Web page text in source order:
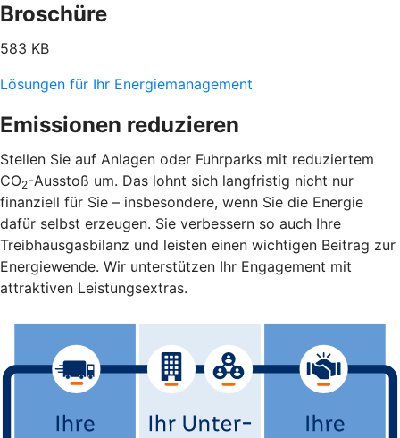
Broschüre
583 KB
Lösungen für Ihr Energiemanagement
Emissionen reduzieren
Stellen Sie auf Anlagen oder Fuhrparks mit reduziertem
CO2-Ausstoß um. Das lohnt sich langfristig nicht nur
finanziell für Sie – insbesondere, wenn Sie die Energie
dafür selbst erzeugen. Sie verbessern so auch Ihre
Treibhausgasbilanz und leisten einen wichtigen Beitrag zur
Energiewende. Wir unterstützen Ihr Engagement mit
attraktiven Leistungsextras.